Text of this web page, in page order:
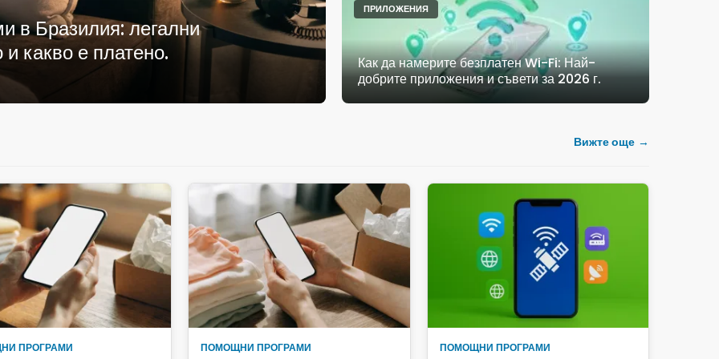
в Бразилия: легални
какво е платено.
ПРИЛОЖЕНИЯ
Как да намерите безплатен Wi-Fi: Най-
добрите приложения и съвети за 2026 г.
Вижте още
ПРОГРАМИ ПОМОЩНИ ПРОГРАМИ ПОМОЩНИ ПРОГРАМИ